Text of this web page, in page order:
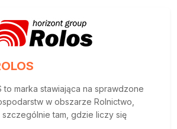
to marka stawiająca na sprawdzone
w obszarze Rolnictwo,
tam, gdzie liczy się